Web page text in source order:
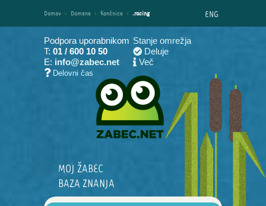
Domov › Domene › Končnice › .racing ENG
Podpora uporabnikom
T: 01 / 600 10 50
E: info@zabec.net
Delovni čas
Stanje omrežja
Deluje
Več
MOJ ŽABEC
BAZA ZNANJA